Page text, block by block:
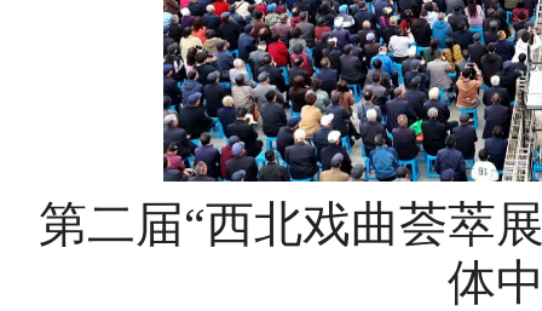
第二届“西北戏曲荟萃
体